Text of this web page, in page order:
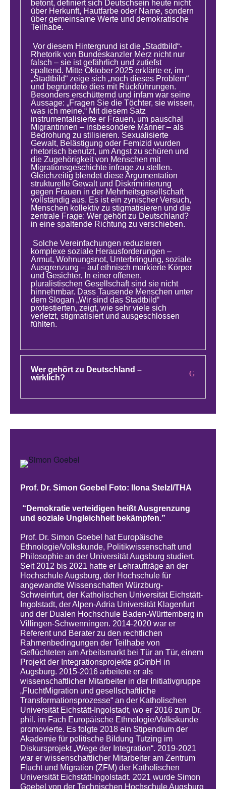
betont, definiert sich Deutschsein heute nicht
über Herkunft, Hautfarbe oder Name, sondern
über gemeinsame Werte und demokratische
Teilhabe.
Vor diesem Hintergrund ist die „Stadtbild“-
Rhetorik von Bundeskanzler Merz nicht nur
falsch – sie ist gefährlich und zutiefst
spaltend. Mitte Oktober 2025 erklärte er, im
„Stadtbild“ zeige sich „noch dieses Problem“
und begründete dies mit Rückführungen.
Besonders erschütternd und infam war seine
Aussage: „Fragen Sie die Töchter, sie wissen,
was ich meine.“ Mit diesem Satz
instrumentalisierte er Frauen, um pauschal
Migrantinnen – insbesondere Männer – als
Bedrohung zu stilisieren. Sexualisierte
Gewalt, Belästigung oder Femizid wurden
rhetorisch benutzt, um Angst zu schüren und
die Zugehörigkeit von Menschen mit
Migrationsgeschichte infrage zu stellen.
Gleichzeitig blendet diese Argumentation
strukturelle Gewalt und Diskriminierung
gegen Frauen in der Mehrheitsgesellschaft
vollständig aus. Es ist ein zynischer Versuch,
Menschen kollektiv zu stigmatisieren und die
zentrale Frage: Wer gehört zu Deutschland?
in eine spaltende Richtung zu verschieben.
Solche Vereinfachungen reduzieren
komplexe soziale Herausforderungen –
Armut, Wohnungsnot, Unterbringung, soziale
Ausgrenzung – auf ethnisch markierte Körper
und Gesichter. In einer offenen,
pluralistischen Gesellschaft sind sie nicht
hinnehmbar. Dass Tausende Menschen unter
dem Slogan „Wir sind das Stadtbild“
protestierten, zeigt, wie sehr viele sich
verletzt, stigmatisiert und ausgeschlossen
fühlten.
Wer gehört zu Deutschland –
wirklich?
Prof. Dr. Simon Goebel Foto: Ilona Stelzl/THA
“Demokratie verteidigen heißt Ausgrenzung
und soziale Ungleichheit bekämpfen.”
Prof. Dr. Simon Goebel hat Europäische
Ethnologie/Volkskunde, Politikwissenschaft und
Philosophie an der Universität Augsburg studiert.
Seit 2012 bis 2021 hatte er Lehraufträge an der
Hochschule Augsburg, der Hochschule für
angewandte Wissenschaften Würzburg-
Schweinfurt, der Katholischen Universität Eichstätt-
Ingolstadt, der Alpen-Adria Universität Klagenfurt
und der Dualen Hochschule Baden-Württemberg in
Villingen-Schwenningen. 2014-2020 war er
Referent und Berater zu den rechtlichen
Rahmenbedingungen der Teilhabe von
Geflüchteten am Arbeitsmarkt bei Tür an Tür, einem
Projekt der Integrationsprojekte gGmbH in
Augsburg. 2015-2016 arbeitete er als
wissenschaftlicher Mitarbeiter in der Initiativgruppe
„FluchtMigration und gesellschaftliche
Transformationsprozesse“ an der Katholischen
Universität Eichstätt-Ingolstadt, wo er 2016 zum Dr.
phil. im Fach Europäische Ethnologie/Volkskunde
promovierte. Es folgte 2018 ein Stipendium der
Akademie für politische Bildung Tutzing im
Diskursprojekt „Wege der Integration“. 2019-2021
war er wissenschaftlicher Mitarbeiter am Zentrum
Flucht und Migration (ZFM) der Katholischen
Universität Eichstätt-Ingolstadt. 2021 wurde Simon
Goebel von der Technischen Hochschule Augsburg